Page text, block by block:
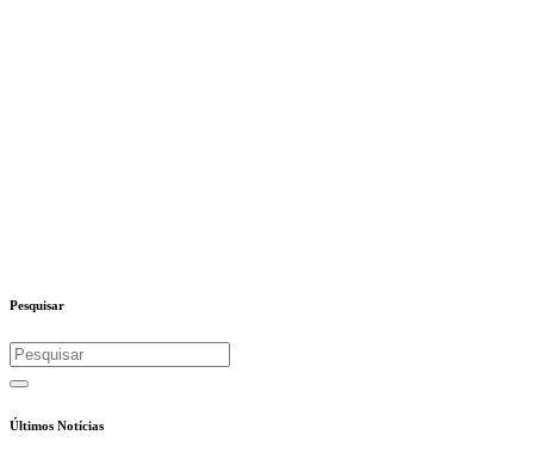
Pesquisar
Últimos Notícias